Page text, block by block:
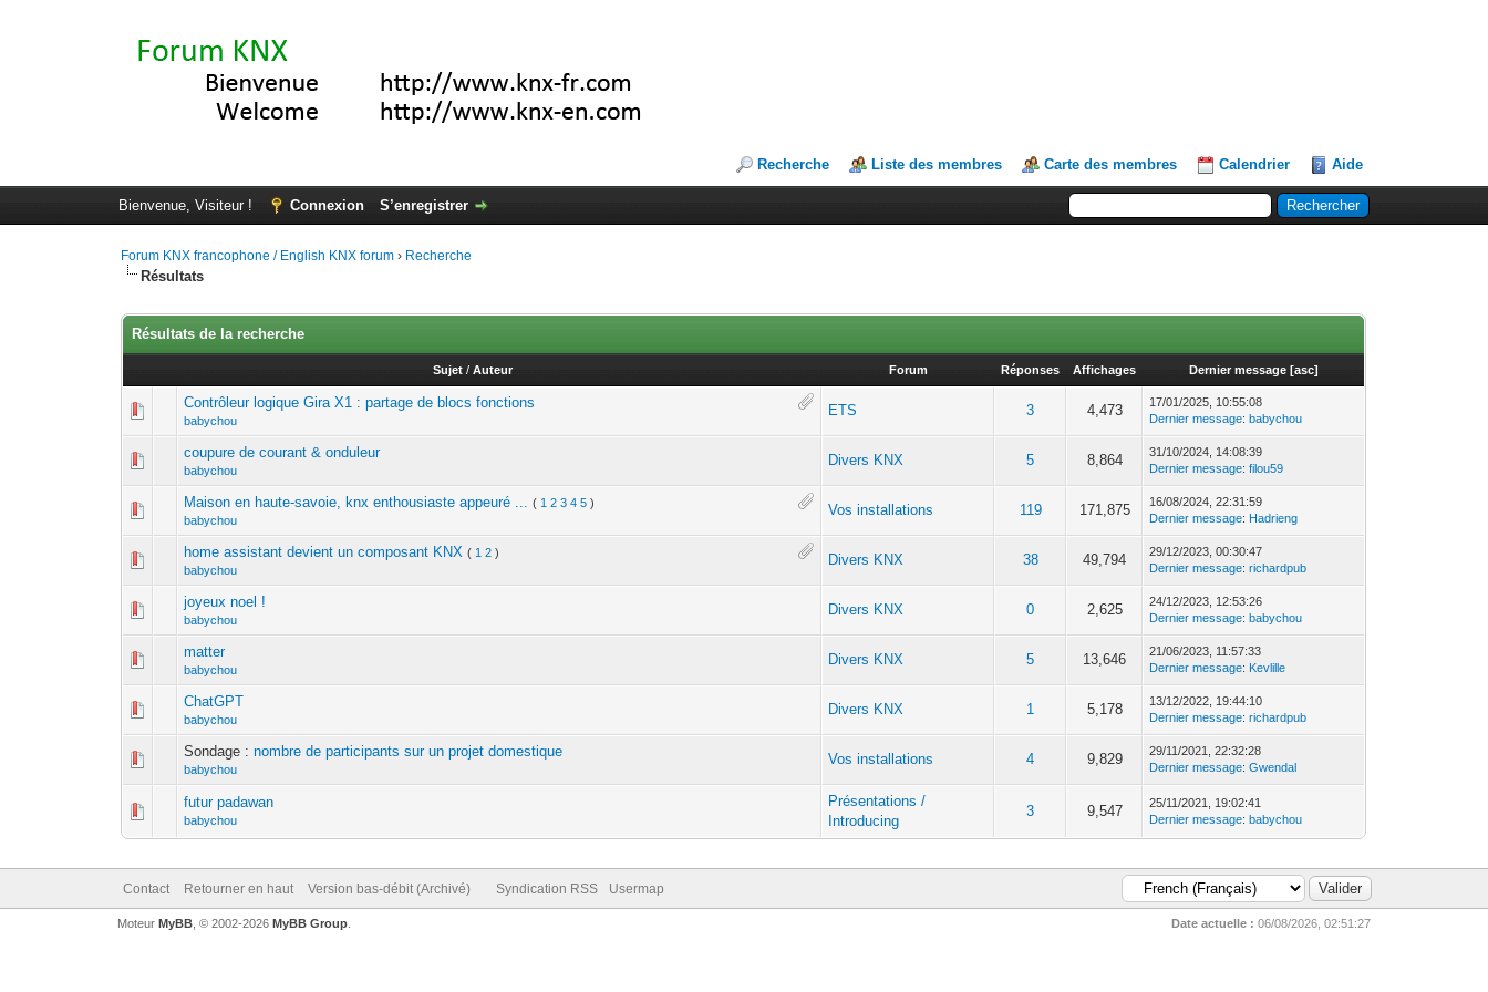
Recherche Liste des membres Carte des membres Calendrier Aide
Bienvenue, Visiteur ! Connexion S’enregistrer
Forum KNX francophone / English KNX forum › Recherche
Résultats
Résultats de la recherche
Sujet / Auteur Forum Réponses Affichages Dernier message [asc]
Contrôleur logique Gira X1 : partage de blocs fonctions
babychou
ETS 3 4,473
17/01/2025, 10:55:08
Dernier message:babychou
coupure de courant & onduleur
babychou
Divers KNX 5 8,864
31/10/2024, 14:08:39
Dernier message:filou59
Maison en haute-savoie, knx enthousiaste appeuré ... ( 1 2 3 4 5 )
babychou
Vos installations 119 171,875
16/08/2024, 22:31:59
Dernier message: Hadrieng
home assistant devient un composant KNX ( 1 2 )
babychou
Divers KNX 38 49,794
29/12/2023, 00:30:47
Dernier message:richardpub
joyeux noel !
babychou
Divers KNX 0 2,625
24/12/2023, 12:53:26
Dernier message:babychou
matter
babychou
Divers KNX 5 13,646
21/06/2023, 11:57:33
Dernier message: Kevlille
ChatGPT
babychou
Divers KNX 1 5,178
13/12/2022, 19:44:10
Dernier message:richardpub
Sondage :nombre de participants sur un projet domestique
babychou
Vos installations 4 9,829
29/11/2021, 22:32:28
Dernier message:Gwendal
futur padawan
babychou
Présentations /
Introducing
3 9,547
25/11/2021, 19:02:41
Dernier message:babychou
Contact Retourner en haut Version bas-débit (Archivé) Syndication RSS Usermap
Date actuelle : 06/08/2026, 02:51:27
Moteur MyBB, © 2002-2026 MyBB Group.